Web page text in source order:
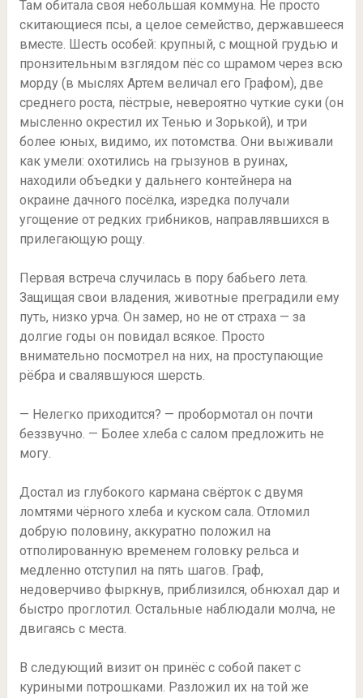
Там обитала своя небольшая коммуна. Не просто
скитающиеся псы, а целое семейство, державшееся
вместе. Шесть особей: крупный, с мощной грудью и
пронзительным взглядом пёс со шрамом через всю
морду (в мыслях Артем величал его Графом), две
среднего роста, пёстрые, невероятно чуткие суки (он
мысленно окрестил их Тенью и Зорькой), и три
более юных, видимо, их потомства. Они выживали
как умели: охотились на грызунов в руинах,
находили объедки у дальнего контейнера на
окраине дачного посёлка, изредка получали
угощение от редких грибников, направлявшихся в
прилегающую рощу.
Первая встреча случилась в пору бабьего лета.
Защищая свои владения, животные преградили ему
путь, низко урча. Он замер, но не от страха — за
долгие годы он повидал всякое. Просто
внимательно посмотрел на них, на проступающие
рёбра и свалявшуюся шерсть.
— Нелегко приходится? — пробормотал он почти
беззвучно. — Более хлеба с салом предложить не
могу.
Достал из глубокого кармана свёрток с двумя
ломтями чёрного хлеба и куском сала. Отломил
добрую половину, аккуратно положил на
отполированную временем головку рельса и
медленно отступил на пять шагов. Граф,
недоверчиво фыркнув, приблизился, обнюхал дар и
быстро проглотил. Остальные наблюдали молча, не
двигаясь с места.
В следующий визит он принёс с собой пакет с
куриными потрошками. Разложил их на той же